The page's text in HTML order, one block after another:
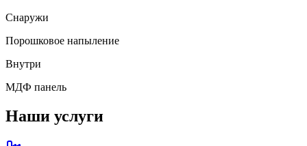
Снаружи
Порошковое напыление
Внутри
МДФ панель
Наши услуги